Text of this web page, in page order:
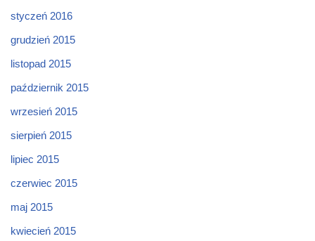
styczeń 2016
grudzień 2015
listopad 2015
październik 2015
wrzesień 2015
sierpień 2015
lipiec 2015
czerwiec 2015
maj 2015
kwiecień 2015